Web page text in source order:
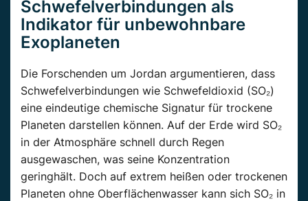
Schwefelverbindungen als
Indikator für unbewohnbare
Exoplaneten
Die Forschenden um Jordan argumentieren, dass
Schwefelverbindungen wie Schwefeldioxid (SO₂)
eine eindeutige chemische Signatur für trockene
Planeten darstellen können. Auf der Erde wird SO₂
in der Atmosphäre schnell durch Regen
ausgewaschen, was seine Konzentration
geringhält. Doch auf extrem heißen oder trockenen
Planeten ohne Oberflächenwasser kann sich SO₂ in